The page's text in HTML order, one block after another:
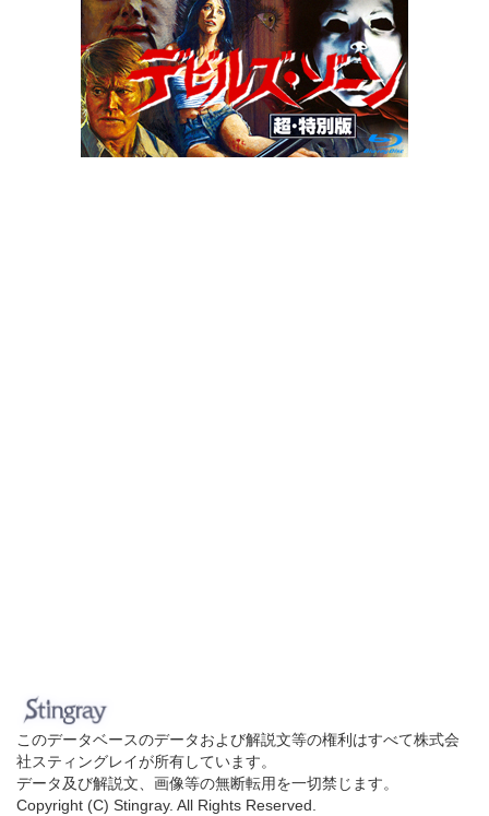
このデータベースのデータおよび解説文等の権利はすべて株式会
社スティングレイが所有しています。
データ及び解説文、画像等の無断転用を一切禁じます。
Copyright (C) Stingray. All Rights Reserved.